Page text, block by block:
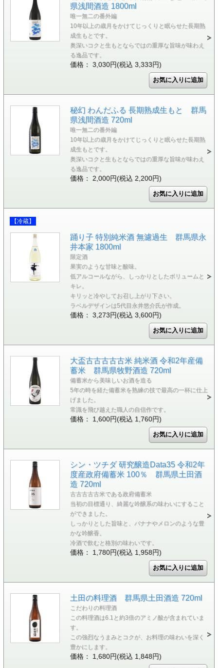
県浅間酒造 1800ml
唯一無二の番外編
10年以上の歳月をかけてじっくりと眠らせた長期熟
成生もとです。
奥深いコクと生もとならではの重厚な旨味が味わえ
る逸品です。
価格： 3,030円(税込 3,333円)
秘幻 わんだふる 長期熟成生もと 群馬
県浅間酒造 720ml
唯一無二の番外編
10年以上の歳月をかけてじっくりと眠らせた長期熟
成生もとです。
奥深いコクと生もとならではの重厚な旨味が味わえ
る逸品です。
価格： 2,000円(税込 2,200円)
【冷蔵】
踊り子 特別純米酒 無濾過生 群馬県永
井本家 1800ml
限定酒
果実のような甘味と酸味。
低アルコールながら、しっかりとしたボリュームと
キレ。
キリッと冷やしてお召し上がり下さい。
ラベルデザインは5代目永井悠介氏が作成。
価格： 3,273円(税込 3,600円)
大盃古古古古古米 純米酒 令和2年産備
蓄米 群馬県牧野酒造 720ml
備蓄米から美味しいお酒を造る
5年の時を経た備蓄米を熟練の技で最高の一杯に仕上
げました。
常識を飛び越えた職人の自信作です。
価格： 1,600円(税込 1,760円)
シン・ツチダ 研究醸造Data35 令和2年
度産政府備蓄米 100％ 群馬県土田酒
造 720ml
古古古古古米である政府備蓄米
当初の目標通り、綺麗な吟醸系の味わいにすること
ができました。
しっかりとした旨味と、バナナやメロンのような豊
かな吟醸香。
冷酒で飲むと格別の味わいです。
価格： 1,780円(税込 1,958円)
土田の料理酒 群馬県土田酒造 720ml
こだわりの料理酒
この料理酒は6.1と約3倍のアミノ酸が含まれていま
す。
この強烈なうまみとコクが、お料理の味わいを深く
豊かにします。
価格： 1,680円(税込 1,848円)